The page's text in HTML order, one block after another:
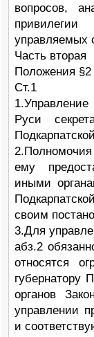
вопросов,
управляемых
Часть вторая
Положения
Ст.1
Руси
ему
иными
своим
3.Для
абз.2
относятся
губернатору
органов
управлении
и